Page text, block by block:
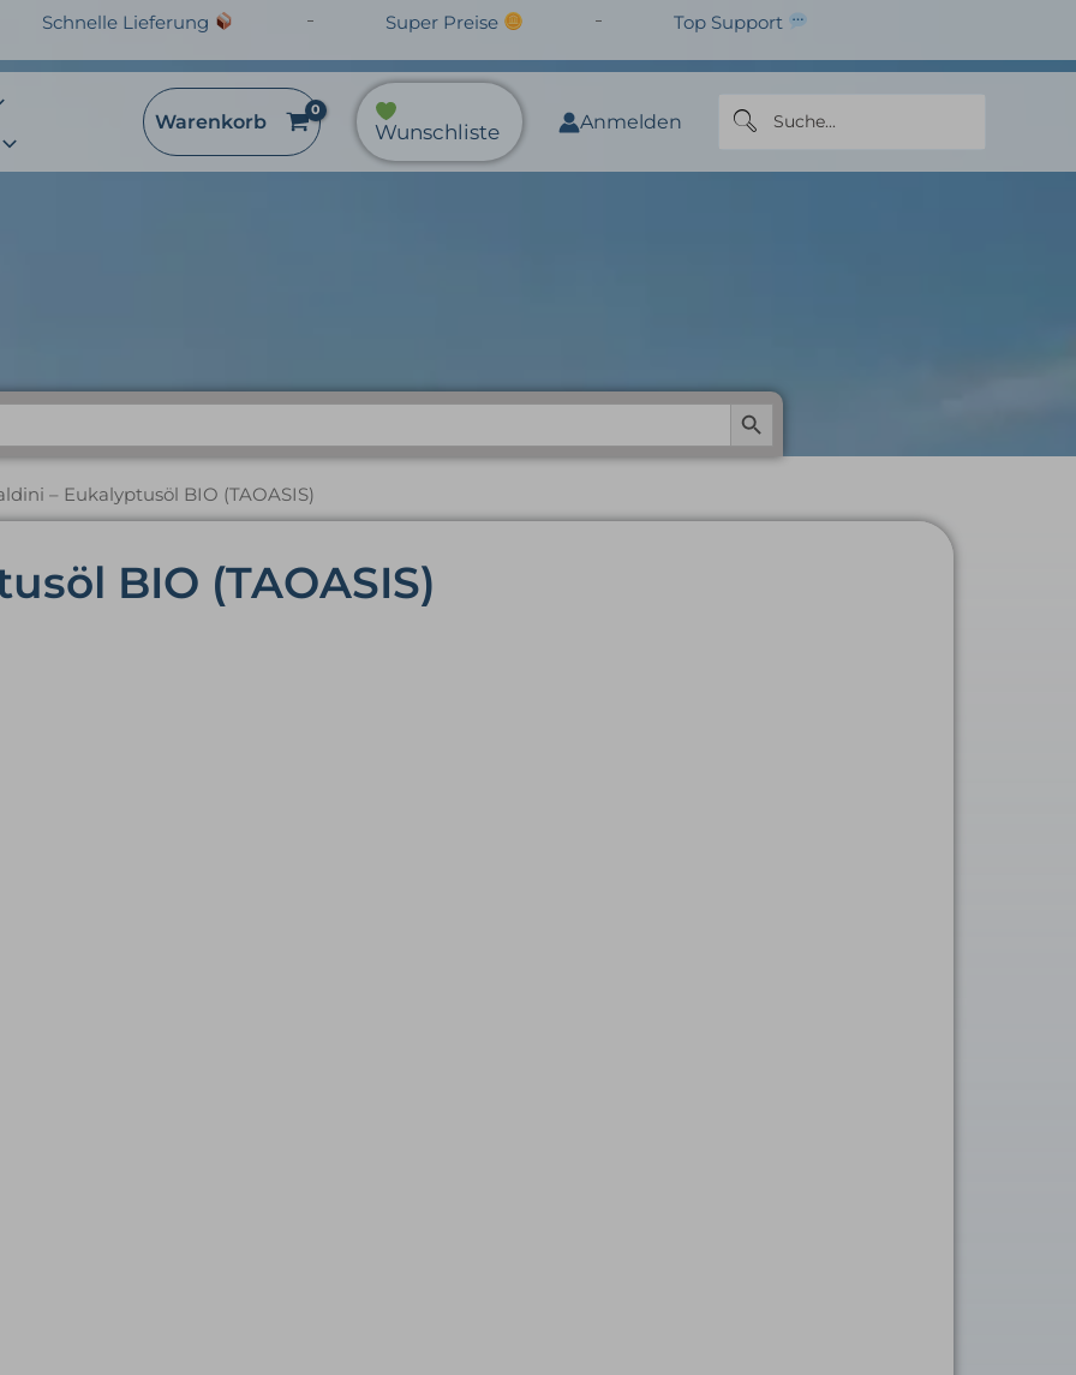
Schnelle Lieferung Super Preise Top Support
Warenkorb Wunschliste Anmelden
Search Button
– Eukalyptusöl BIO (TAOASIS)
BIO (TAOASIS)